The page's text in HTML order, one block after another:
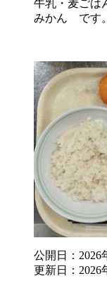
牛乳・麦ごは
みかん です。
公開日：2026
更新日：2026